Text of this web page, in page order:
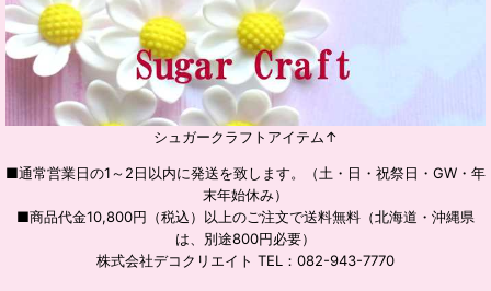
シュガークラフトアイテム↑
■通常営業日の1～2日以内に発送を致します。（土・日・祝祭日・GW・年
末年始休み）
■商品代金10,800円（税込）以上のご注文で送料無料（北海道・沖縄県
は、別途800円必要）
株式会社デコクリエイト TEL：082-943-7770